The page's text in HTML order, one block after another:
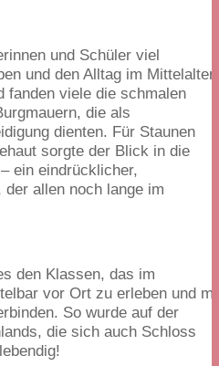
und Schüler viel
und den Alltag im Mittelalter.
fanden viele die schmalen
die als
dienten. Für Staunen
sorgte der Blick in die
ein eindrücklicher,
allen noch lange im
den Klassen, das im
vor Ort zu erleben und
So wurde auf der
die sich auch Schloss